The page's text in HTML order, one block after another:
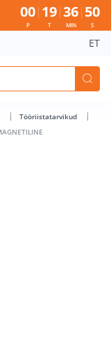
- Bauhof has
00
P
19
T
36
MIN
50
S
ET
Tööriistatarvikud